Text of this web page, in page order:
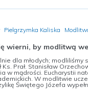
Pielgrzymka Kaliska
wierni, by modlitwą
dla młodych; modliliśmy
Prał. Stanisław
mądrości. Eucharystii
W modlitwie
Świętego Józefa